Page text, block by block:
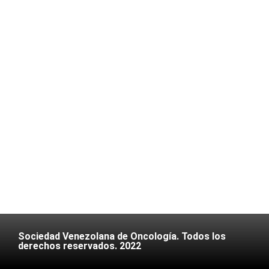
Sociedad Venezolana de Oncología. Todos los
derechos reservados. 2022